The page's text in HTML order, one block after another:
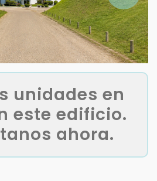
unidades en
este edificio.
ahora.